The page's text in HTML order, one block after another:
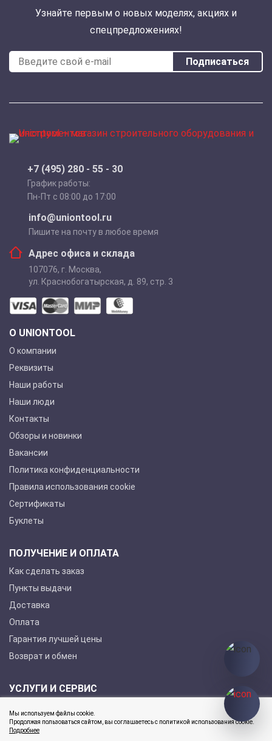
Узнайте первым о новых моделях, акциях и
спецпредложениях!
Подписаться
+7 (495) 280 - 55 - 30
График работы:
Пн-Пт с 08:00 до 17:00
info@uniontool.ru
Пишите на почту в любое время
Адрес офиса и склада
107076, г. Москва,
ул. Краснобогатырская, д. 89, стр. 3
О UNIONTOOL
О компании
Реквизиты
Наши работы
Наши люди
Контакты
Обзоры и новинки
Вакансии
Политика конфиденциальности
Правила использования cookie
Сертификаты
Буклеты
ПОЛУЧЕНИЕ И ОПЛАТА
Как сделать заказ
Пункты выдачи
Доставка
Оплата
Гарантия лучшей цены
Возврат и обмен
УСЛУГИ И СЕРВИС
Гарантийное обслуживание
Мы используем файлы cookie.
Продолжая пользоваться сайтом, вы соглашаетесь с политикой использования cookie.
Подробнее